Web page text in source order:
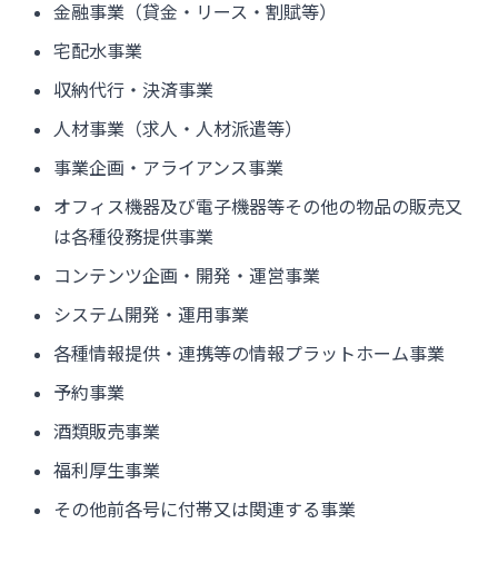
金融事業（貸金・リース・割賦等）
宅配水事業
収納代行・決済事業
人材事業（求人・人材派遣等）
事業企画・アライアンス事業
オフィス機器及び電子機器等その他の物品の販売又
は各種役務提供事業
コンテンツ企画・開発・運営事業
システム開発・運用事業
各種情報提供・連携等の情報プラットホーム事業
予約事業
酒類販売事業
福利厚生事業
その他前各号に付帯又は関連する事業